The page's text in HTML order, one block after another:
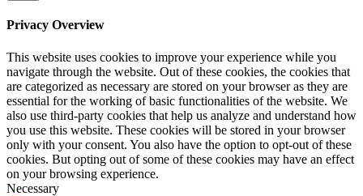
Privacy Overview
This website uses cookies to improve your experience while you
navigate through the website. Out of these cookies, the cookies that
are categorized as necessary are stored on your browser as they are
essential for the working of basic functionalities of the website. We
also use third-party cookies that help us analyze and understand how
you use this website. These cookies will be stored in your browser
only with your consent. You also have the option to opt-out of these
cookies. But opting out of some of these cookies may have an effect
on your browsing experience.
Necessary